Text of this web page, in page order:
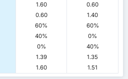
1.60
0.60
0.60
1.40
60%
60%
40%
0%
0%
40%
1.39
1.35
1.60 1.51